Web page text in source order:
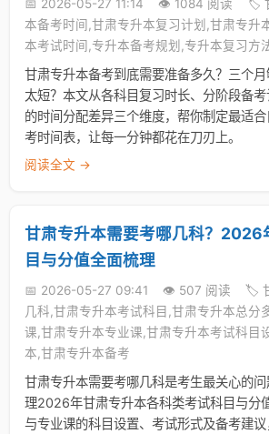
📅 2026-05-27 11:14 👁️ 1084 阅读
🏷️
本备考时间,甘肃专升本复习计划,甘肃专升
本考试时间,专升本备考规划,专升本复习方
甘肃专升本备考到底需要准备多久？三个
太短？本文从各科目复习时长、分阶段备
的时间分配差异三个维度，帮你制定最适
考时间表，让每一分钟都花在刀刃上。
阅读全文 →
甘肃专升本需要考哪几科？2026
目与分值全面梳理
📅 2026-05-27 09:41 👁️ 507 阅读
🏷️
几科,甘肃专升本考试科目,甘肃专升本总分
课,甘肃专升本专业课,甘肃专升本考试科目
本,甘肃专升本备考
甘肃专升本需要考哪几科是考生最关心的
理2026年甘肃专升本各科类考试科目与分
与专业课的科目设置、考试形式及备考建